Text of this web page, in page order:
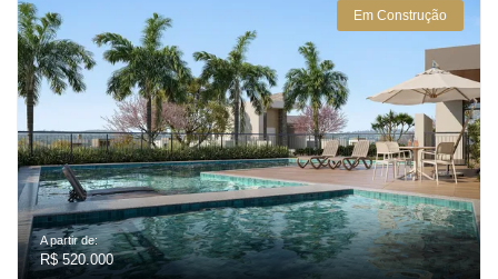
Em Construção
A partir de:
R$ 520.000